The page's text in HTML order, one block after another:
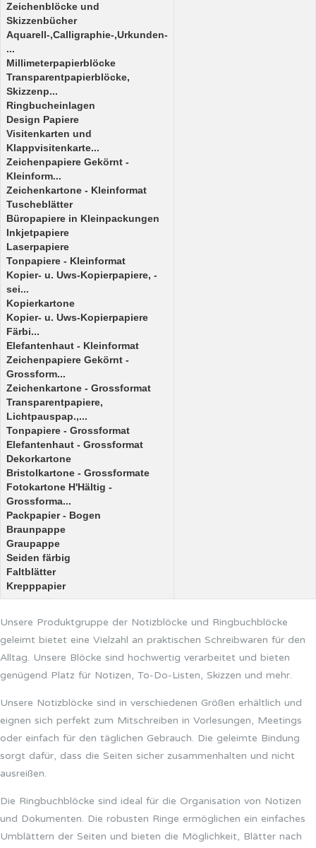
Zeichenblöcke und
Skizzenbücher
Aquarell-,Calligraphie-,Urkunden-
...
Millimeterpapierblöcke
Transparentpapierblöcke,
Skizzenp...
Ringbucheinlagen
Design Papiere
Visitenkarten und
Klappvisitenkarte...
Zeichenpapiere Gekörnt -
Kleinform...
Zeichenkartone - Kleinformat
Tuscheblätter
Büropapiere in Kleinpackungen
Inkjetpapiere
Laserpapiere
Tonpapiere - Kleinformat
Kopier- u. Uws-Kopierpapiere, -
sei...
Kopierkartone
Kopier- u. Uws-Kopierpapiere
Färbi...
Elefantenhaut - Kleinformat
Zeichenpapiere Gekörnt -
Grossform...
Zeichenkartone - Grossformat
Transparentpapiere,
Lichtpauspap.,...
Tonpapiere - Grossformat
Elefantenhaut - Grossformat
Dekorkartone
Bristolkartone - Grossformate
Fotokartone H'Hältig -
Grossforma...
Packpapier - Bogen
Braunpappe
Graupappe
Seiden färbig
Faltblätter
Krepppapier
Unsere Produktgruppe der Notizblöcke und Ringbuchblöcke
geleimt bietet eine Vielzahl an praktischen Schreibwaren für den
Alltag. Unsere Blöcke sind hochwertig verarbeitet und bieten
genügend Platz für Notizen, To-Do-Listen, Skizzen und mehr.
Unsere Notizblöcke sind in verschiedenen Größen erhältlich und
eignen sich perfekt zum Mitschreiben in Vorlesungen, Meetings
oder einfach für den täglichen Gebrauch. Die geleimte Bindung
sorgt dafür, dass die Seiten sicher zusammenhalten und nicht
ausreißen.
Die Ringbuchblöcke sind ideal für die Organisation von Notizen
und Dokumenten. Die robusten Ringe ermöglichen ein einfaches
Umblättern der Seiten und bieten die Möglichkeit, Blätter nach